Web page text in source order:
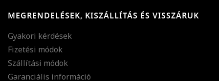
MEGRENDELÉSEK, KISZÁLLÍTÁS ÉS VISSZÁRUK
Gyakori kérdések
Fizetési módok
Szállítási módok
Garanciális információ